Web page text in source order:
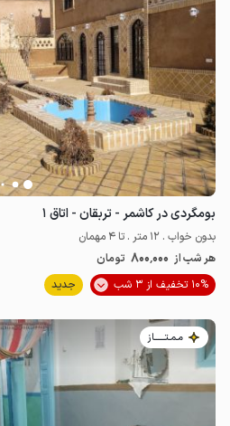
بومگردی در کاشمر - تربقان - اتاق ۱
بدون خواب . 12 متر . تا 4 مهمان
هر شب از 800٬000 تومان
10% تخفیف از 3 شب
جدید
مـمـتــــــاز